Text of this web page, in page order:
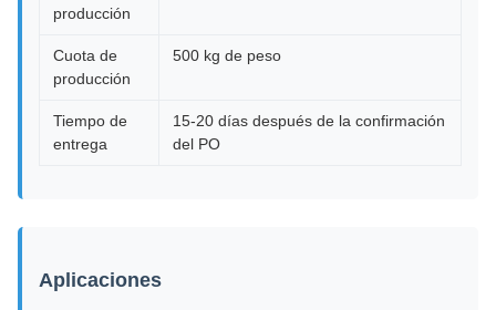
producción
Cuota de
producción
500 kg de peso
Tiempo de
entrega
15-20 días después de la confirmación
del PO
Aplicaciones